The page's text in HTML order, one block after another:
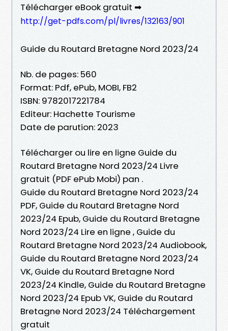
Télécharger eBook gratuit ➡
http://get-pdfs.com/pl/livres/132163/901
Guide du Routard Bretagne Nord 2023/24
Nb. de pages: 560
Format: Pdf, ePub, MOBI, FB2
ISBN: 9782017221784
Editeur: Hachette Tourisme
Date de parution: 2023
Télécharger ou lire en ligne Guide du
Routard Bretagne Nord 2023/24 Livre
gratuit (PDF ePub Mobi) pan .
Guide du Routard Bretagne Nord 2023/24
PDF, Guide du Routard Bretagne Nord
2023/24 Epub, Guide du Routard Bretagne
Nord 2023/24 Lire en ligne , Guide du
Routard Bretagne Nord 2023/24 Audiobook,
Guide du Routard Bretagne Nord 2023/24
VK, Guide du Routard Bretagne Nord
2023/24 Kindle, Guide du Routard Bretagne
Nord 2023/24 Epub VK, Guide du Routard
Bretagne Nord 2023/24 Téléchargement
gratuit